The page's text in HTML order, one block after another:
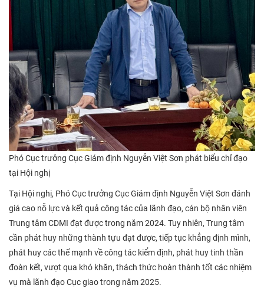
Phó Cục trưởng Cục Giám định Nguyễn Việt Sơn phát biểu chỉ đạo
tại Hội nghị
Tại Hội nghị, Phó Cục trưởng Cục Giám định Nguyễn Việt Sơn đánh
giá cao nỗ lực và kết quả công tác của lãnh đạo, cán bộ nhân viên
Trung tâm CDMI đạt được trong năm 2024. Tuy nhiên, Trung tâm
cần phát huy những thành tựu đạt được, tiếp tục khẳng định mình,
phát huy các thế mạnh về công tác kiểm định, phát huy tinh thần
đoàn kết, vượt qua khó khăn, thách thức hoàn thành tốt các nhiệm
vụ mà lãnh đạo Cục giao trong năm 2025.